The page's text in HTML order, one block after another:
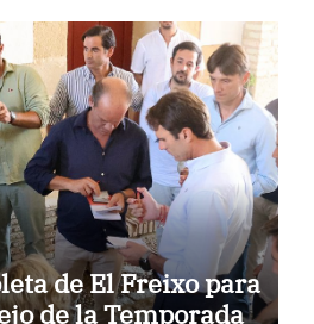
de El Freixo para
de la Temporada